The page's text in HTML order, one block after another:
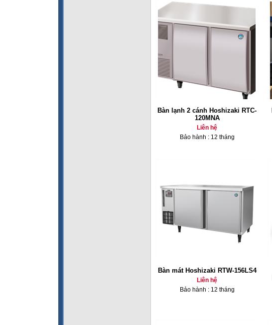
Bàn lạnh 2 cánh Hoshizaki RTC-
120MNA
Liên hệ
Bảo hành : 12 tháng
Bàn mát Hoshizaki RTW-156LS4
Liên hệ
Bảo hành : 12 tháng